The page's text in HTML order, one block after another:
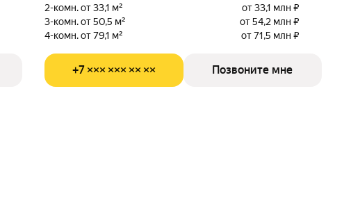
2-комн. от 33,1 м²
от 33,1 млн ₽
3-комн. от 50,5 м²
от 54,2 млн ₽
4-комн. от 79,1 м²
от 71,5 млн ₽
+7 ××× ××× ×× ×× Позвоните мне